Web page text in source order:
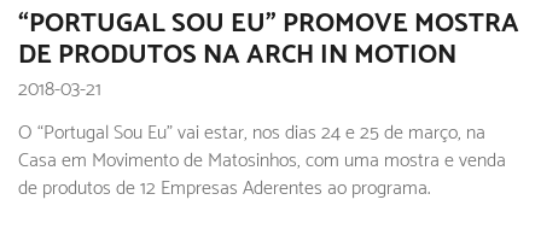
“PORTUGAL SOU EU” PROMOVE MOSTRA
DE PRODUTOS NA ARCH IN MOTION
2018-03-21
O “Portugal Sou Eu” vai estar, nos dias 24 e 25 de março, na
Casa em Movimento de Matosinhos, com uma mostra e venda
de produtos de 12 Empresas Aderentes ao programa.